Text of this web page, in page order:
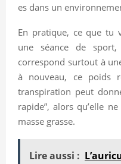
es dans un
En pratique, ce que tu
une séance de
correspond surtout à
à nouveau, ce poids
transpiration peut
rapide”, alors qu’elle
masse grasse.
Lire aussi :